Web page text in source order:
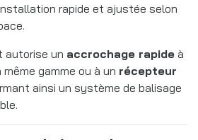
rapide et ajustée selon
autorise un accrochage rapide à
gamme ou à un récepteur
ainsi un système de balisage